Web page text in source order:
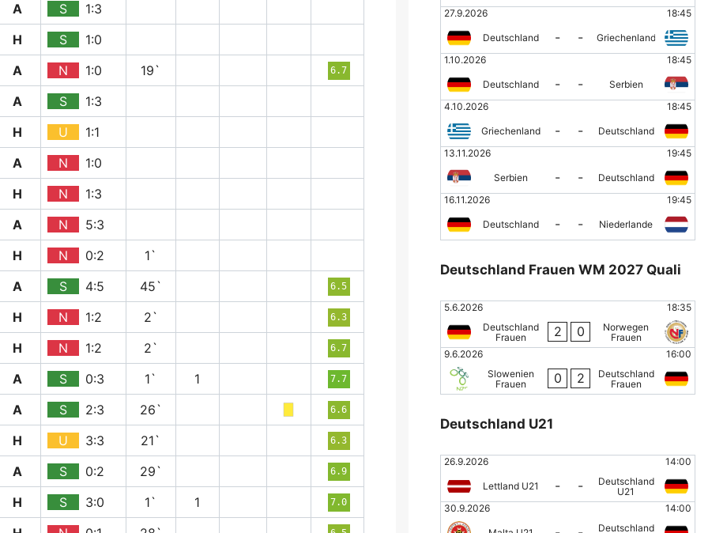
A S
1:3
H S
1:0
A N 1:0 19` 6.7
A S
1:3
H U
1:1
A N
1:0
H N
1:3
A N
5:3
H N 0:2
1`
A S 4:5 45` 6.5
H N 1:2 2` 6.3
H N 1:2 2` 6.7
A S 0:3 1` 1 7.7
A S 2:3 26` 6.6
H U 3:3 21` 6.3
A S 0:2 29` 6.9
H S 3:0 1` 1 7.0
27.9.2026
18:45
Deutschland - -
Griechenland
1.10.2026
18:45
Deutschland - -
Serbien
4.10.2026
18:45
Griechenland - -
Deutschland
13.11.2026
19:45
Serbien - -
Deutschland
16.11.2026
19:45
Deutschland - - Niederlande
Deutschland Frauen WM 2027 Quali
5.6.2026
18:35
Deutschland
Frauen
2 0
Norwegen
Frauen
9.6.2026
16:00
Slowenien
Frauen
0 2
Deutschland
Frauen
Deutschland U21
26.9.2026 14:00
Lettland U21 - -
Deutschland
U21
30.9.2026
14:00
Deutschland